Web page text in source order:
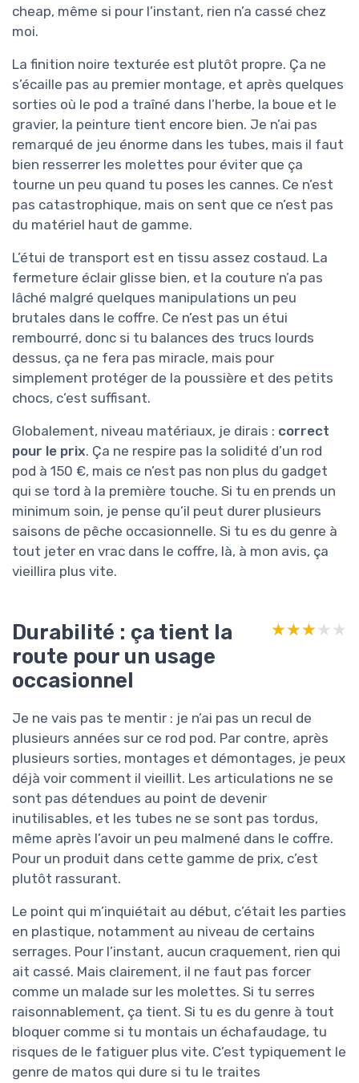
cheap, même si pour l’instant, rien n’a cassé chez
moi.
La finition noire texturée est plutôt propre. Ça ne
s’écaille pas au premier montage, et après quelques
sorties où le pod a traîné dans l’herbe, la boue et le
gravier, la peinture tient encore bien. Je n’ai pas
remarqué de jeu énorme dans les tubes, mais il faut
bien resserrer les molettes pour éviter que ça
tourne un peu quand tu poses les cannes. Ce n’est
pas catastrophique, mais on sent que ce n’est pas
du matériel haut de gamme.
L’étui de transport est en tissu assez costaud. La
fermeture éclair glisse bien, et la couture n’a pas
lâché malgré quelques manipulations un peu
brutales dans le coffre. Ce n’est pas un étui
rembourré, donc si tu balances des trucs lourds
dessus, ça ne fera pas miracle, mais pour
simplement protéger de la poussière et des petits
chocs, c’est suffisant.
Globalement, niveau matériaux, je dirais : correct
pour le prix. Ça ne respire pas la solidité d’un rod
pod à 150 €, mais ce n’est pas non plus du gadget
qui se tord à la première touche. Si tu en prends un
minimum soin, je pense qu’il peut durer plusieurs
saisons de pêche occasionnelle. Si tu es du genre à
tout jeter en vrac dans le coffre, là, à mon avis, ça
vieillira plus vite.
Durabilité : ça tient la
route pour un usage
occasionnel
★★★★★
★★★★★
Je ne vais pas te mentir : je n’ai pas un recul de
plusieurs années sur ce rod pod. Par contre, après
plusieurs sorties, montages et démontages, je peux
déjà voir comment il vieillit. Les articulations ne se
sont pas détendues au point de devenir
inutilisables, et les tubes ne se sont pas tordus,
même après l’avoir un peu malmené dans le coffre.
Pour un produit dans cette gamme de prix, c’est
plutôt rassurant.
Le point qui m’inquiétait au début, c’était les parties
en plastique, notamment au niveau de certains
serrages. Pour l’instant, aucun craquement, rien qui
ait cassé. Mais clairement, il ne faut pas forcer
comme un malade sur les molettes. Si tu serres
raisonnablement, ça tient. Si tu es du genre à tout
bloquer comme si tu montais un échafaudage, tu
risques de le fatiguer plus vite. C’est typiquement le
genre de matos qui dure si tu le traites